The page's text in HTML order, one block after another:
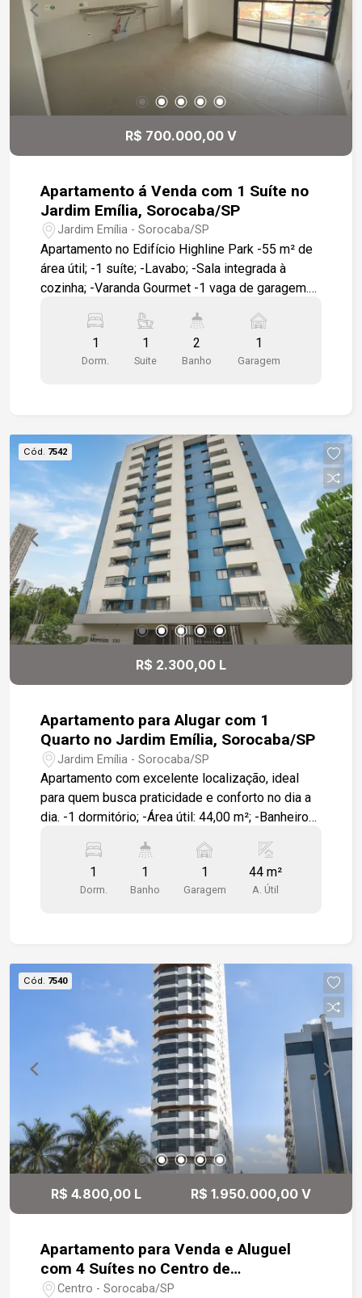
Quintal com churrasqueira, perfeito para
momentos de lazer e confraternização Facilidade
para estacionamento Localização privilegiada Em
uma região com grande fluxo e excelente
visibilidade, proporcionando praticidade para
morar e ótima exposição para atividades
comerciais. Um endereço que reúne
conveniência, acessibilidade e alto potencial de
R$ 700.000,00 V
Apartamento á Venda com 1 Suíte no
Jardim Emília, Sorocaba/SP
Jardim Emília - Sorocaba/SP
Apartamento no Edifício Highline Park -55 m² de
área útil; -1 suíte; -Lavabo; -Sala integrada à
cozinha; -Varanda Gourmet -1 vaga de garagem.
Piscinas adulto e infantil; -Salão de festas.
Localização: -Em frente ao Colégio Uirapuru; -A 9
minutos do Shopping Iguatemi Esplanada; -A 6
1
Dorm.
1
Suite
2
Banho
1
Garagem
Cód. 7542
R$ 2.300,00 L
Apartamento para Alugar com 1
Quarto no Jardim Emília, Sorocaba/SP
Jardim Emília - Sorocaba/SP
Apartamento com excelente localização, ideal
para quem busca praticidade e conforto no dia a
dia. -1 dormitório; -Área útil: 44,00 m²; -Banheiro
Banheiro com móveis planejados; -Geladeira na
cozinha; -1 vaga de garagem. Localização: -
Próximo ao BOS; -Próximo à Faculdade de
Sorocaba, com fácil acesso a serviços, educação
e lazer.
1
Dorm.
1
Banho
1
Garagem
44 m²
A. Útil
Cód. 7540
R$ 4.800,00 L R$ 1.950.000,00 V
Apartamento para Venda e Aluguel
com 4 Suítes no Centro de
Sorocaba/SP
Centro - Sorocaba/SP